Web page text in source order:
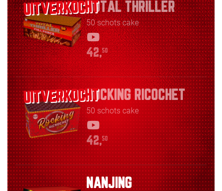
TOTAL THRILLER
50 schots cake
42,50
ROCKING RICOCHET
50 schots cake
42,50
NANJING